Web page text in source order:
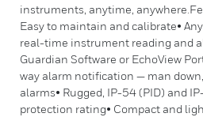
instruments, anytime,
Easy to maintain and calibrate•
real-time instrument reading and
Guardian Software or EchoView
way alarm notification — man
alarms• Rugged, IP-54 (PID) and
protection rating• Compact and